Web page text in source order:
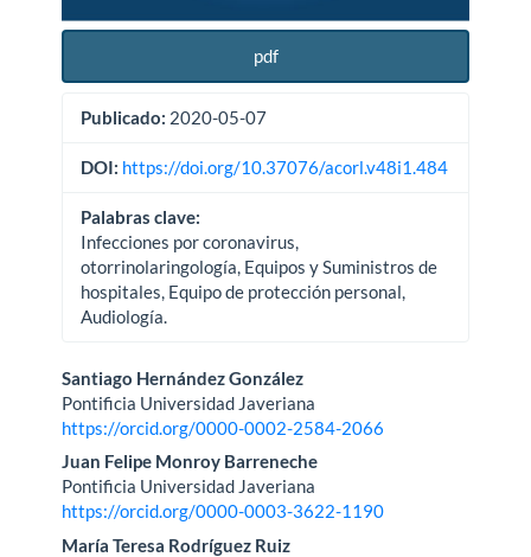
pdf
Publicado: 2020-05-07
DOI: https://doi.org/10.37076/acorl.v48i1.484
Palabras clave:
Infecciones por coronavirus,
otorrinolaringología, Equipos y Suministros de
hospitales, Equipo de protección personal,
Audiología.
Contenido
principal
del
artículo
Santiago Hernández González
Pontificia Universidad Javeriana
https://orcid.org/0000-0002-2584-2066
Juan Felipe Monroy Barreneche
Pontificia Universidad Javeriana
https://orcid.org/0000-0003-3622-1190
María Teresa Rodríguez Ruiz